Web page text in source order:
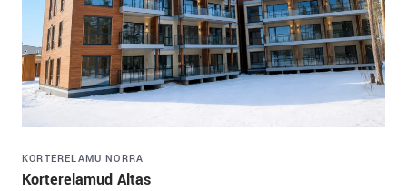
KORTERELAMU NORRA
Korterelamud Altas